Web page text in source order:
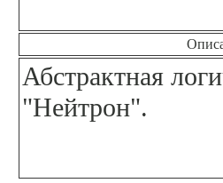
Абстрактная
"Нейтрон".